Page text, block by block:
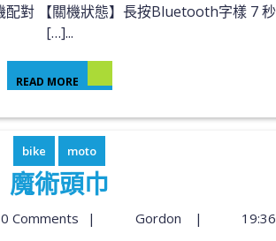
[…]...
READ MORE
bike moto
魔術頭巾
0 Comments | Gordon | 19:36